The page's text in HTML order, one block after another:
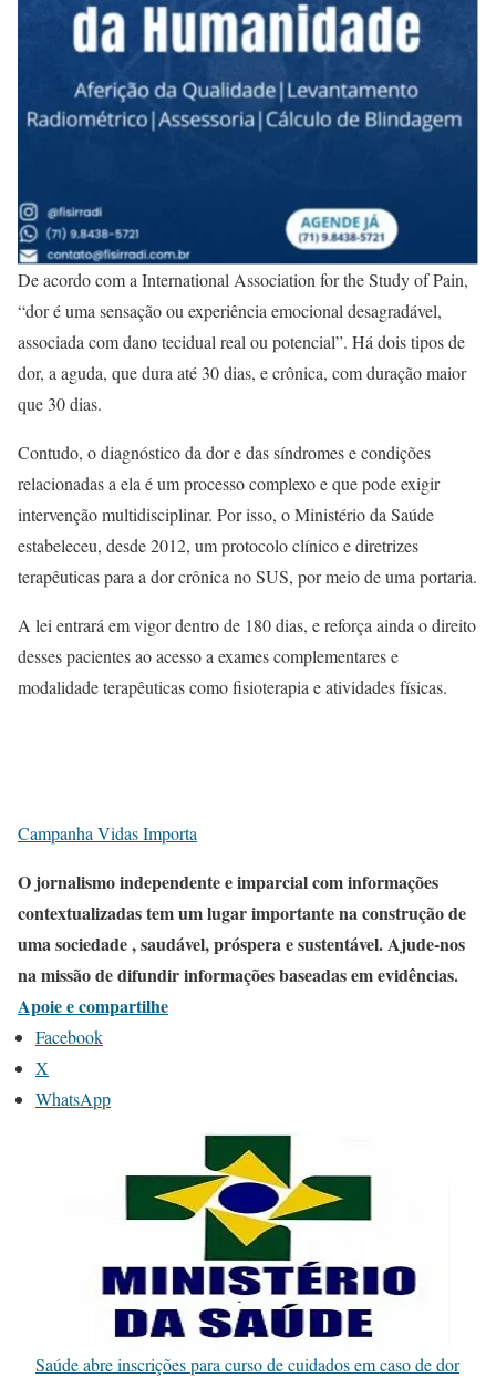
De acordo com a International Association for the Study of Pain,
“dor é uma sensação ou experiência emocional desagradável,
associada com dano tecidual real ou potencial”. Há dois tipos de
dor, a aguda, que dura até 30 dias, e crônica, com duração maior
que 30 dias.
Contudo, o diagnóstico da dor e das síndromes e condições
relacionadas a ela é um processo complexo e que pode exigir
intervenção multidisciplinar. Por isso, o Ministério da Saúde
estabeleceu, desde 2012, um protocolo clínico e diretrizes
terapêuticas para a dor crônica no SUS, por meio de uma portaria.
A lei entrará em vigor dentro de 180 dias, e reforça ainda o direito
desses pacientes ao acesso a exames complementares e
modalidade terapêuticas como fisioterapia e atividades físicas.
Campanha Vidas Importa
O jornalismo independente e imparcial com informações
contextualizadas tem um lugar importante na construção de
uma sociedade , saudável, próspera e sustentável. Ajude-nos
na missão de difundir informações baseadas em evidências.
Apoie e compartilhe
Facebook
X
WhatsApp
Saúde abre inscrições para curso de cuidados em caso de dor